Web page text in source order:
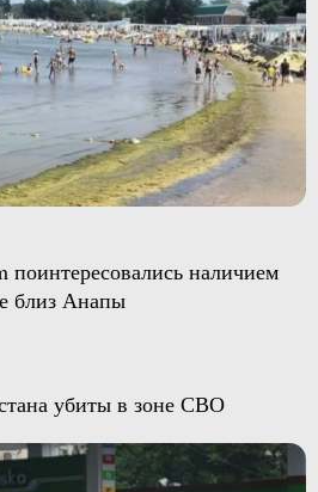
поинтересовались наличием
близ Анапы
убиты в зоне СВО